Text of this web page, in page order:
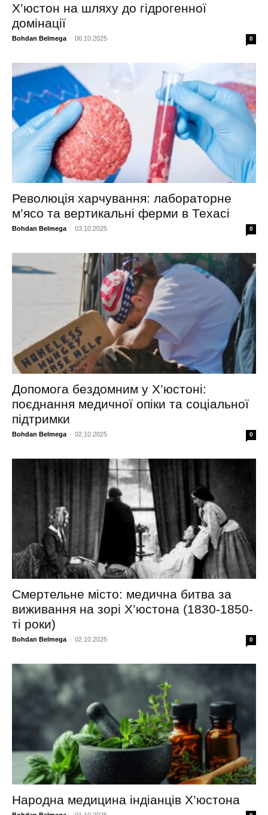
Х’юстон на шляху до гідрогенної
домінації
Bohdan Belmega - 06.10.2025 0
Революція харчування: лабораторне
м’ясо та вертикальні ферми в Техасі
Bohdan Belmega - 03.10.2025 0
Допомога бездомним у Х’юстоні:
поєднання медичної опіки та соціальної
підтримки
Bohdan Belmega - 02.10.2025 0
Смертельне місто: медична битва за
виживання на зорі Х’юстона (1830-1850-
ті роки)
Bohdan Belmega - 02.10.2025 0
Народна медицина індіанців Х’юстона